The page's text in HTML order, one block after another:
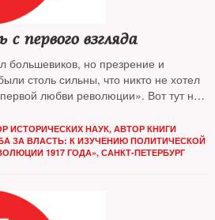
первого взгляда
большевиков, но презрение и
столь сильны, что никто не хотел
любви революции». Вот тут на
ИСТОРИЧЕСКИХ НАУК, АВТОР КНИГИ
ЗА ВЛАСТЬ: К ИЗУЧЕНИЮ ПОЛИТИЧЕСКОЙ
1917 ГОДА», САНКТ-ПЕТЕРБУРГ